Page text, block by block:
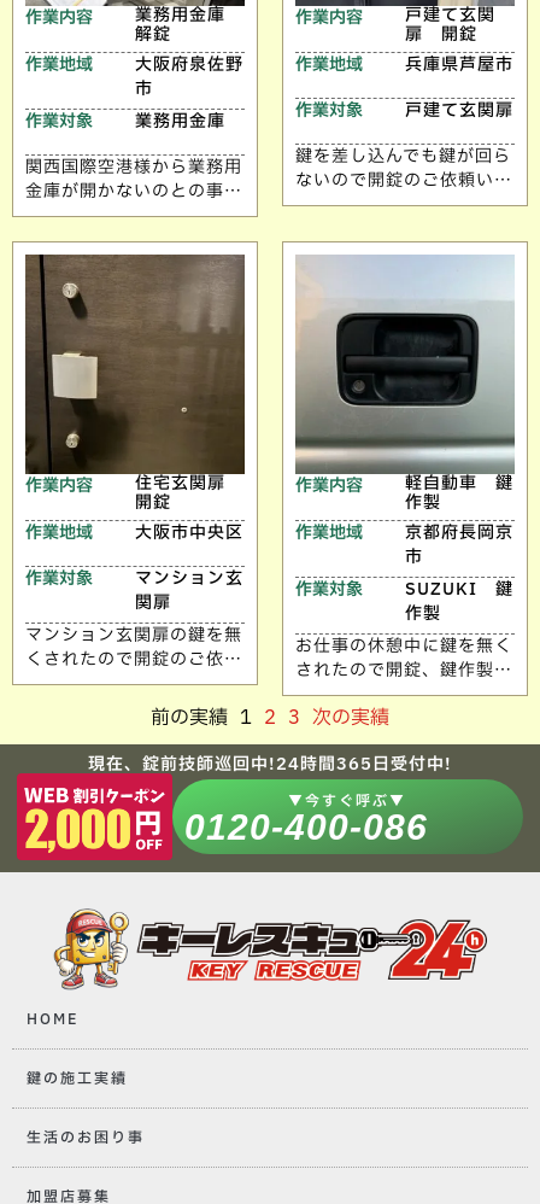
作業内容 業務用金庫
解錠
作業地域
大阪府泉佐野
市
作業対象
業務用金庫
関西国際空港様から業務用
金庫が開かないのとの事で
解錠のご依頼いただきまし
た。 ご依頼ありがとうご
ざいます。
作業内容 戸建て玄関
扉 開錠
作業地域
兵庫県芦屋市
作業対象
戸建て玄関扉
鍵を差し込んでも鍵が回ら
ないので開錠のご依頼いた
だきました。 10年以上同
穴が固着しスペアキーも1
い鍵に交換させていただき
ました。 ご依頼ありがと
うございます。
作業内容 住宅玄関扉
開錠
作業地域
大阪市中央区
作業対象
マンション玄
関扉
マンション玄関扉の鍵を無
くされたので開錠のご依頼
いただきました。 すぐに
開けられて喜んでいただき
良かったです。 ご依頼あり
がとうございます。
作業内容 軽自動車 鍵
作製
作業地域
京都府長岡京
市
作業対象
SUZUKI 鍵
作製
お仕事の休憩中に鍵を無く
されたので開錠、鍵作製の
ご依頼いただきました。
鍵穴が固着しお時間掛かっ
てしまいましたが、無事に
お仕事に間に合っていただ
き良かったです。 ご依頼あ
りがとうございます。
前の実績 1 2 3 次の実績
現在、錠前技師巡回中!24時間365日受付中!
▼今すぐ呼ぶ▼
0120-400-086
HOME
鍵の施工実績
生活のお困り事
加盟店募集